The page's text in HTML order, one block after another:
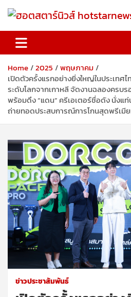
ฮอตสตาร์นิวส์
Home 2025
พฤษภาคม
เปิดตัวครั้งแรกอย่างยิ่งใหญ่ในประเทศไ
ระดับโลกจากเกาหลี จัดงานฉลองครบ
พร้อมดึง “แดน” ครีเอเตอร์ชื่อดัง นั่งแ
ถ่ายทอดประสบการณ์การโกนสุดพรีเมี
ข่าวประชาสัมพันธ์